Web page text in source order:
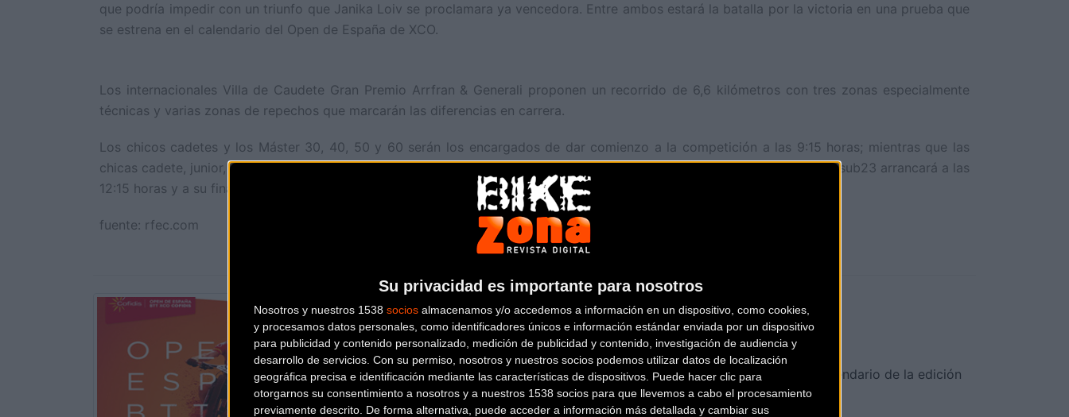
Su privacidad es importante para nosotros
Nosotros y nuestros 1538 socios almacenamos y/o accedemos a información en un dispositivo, como cookies,
y procesamos datos personales, como identificadores únicos e información estándar enviada por un dispositivo
para publicidad y contenido personalizado, medición de publicidad y contenido, investigación de audiencia y
desarrollo de servicios. Con su permiso, nosotros y nuestros socios podemos utilizar datos de localización
geográfica precisa e identificación mediante las características de dispositivos. Puede hacer clic para
otorgarnos su consentimiento a nosotros y a nuestros 1538 socios para que llevemos a cabo el procesamiento
previamente descrito. De forma alternativa, puede acceder a información más detallada y cambiar sus
que podría impedir con un triunfo que Janika Loiv se proclamara ya vencedora. Entre ambos estará la batalla por la victoria en una prueba que
se estrena en el calendario del Open de España de XCO.
Los internacionales Villa de Caudete Gran Premio Arrfran & Generali proponen un recorrido de 6,6 kilómetros con tres zonas especialmente
técnicas y varias zonas de repechos que marcarán las diferencias en carrera.
Los chicos cadetes y los Máster 30, 40, 50 y 60 serán los encargados de dar comienzo a la competición a las 9:15 horas; mientras que las
chicas cadete, junior, élite-sub23 y Máster harán lo propio a partir de las 10:15 horas. La carrera para chicos junior y élite-sub23 arrancará a las
12:15 horas y a su finalización se dará por cerrada la jornada de competición.
fuente: rfec.com
Más info. de este evento
OPEN DE ESPAÑA BTT XCO COFIDIS CAUDETE 2019
Se celebra el 05/05/2019
Ya se conocen de forma oficial las cinco pruebas que compondrán el calendario de la edición
2019 del Open de España de BTT XCO. El circuito... [+]